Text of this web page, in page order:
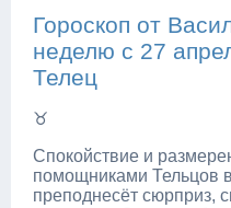
Гороскоп от
неделю с 27
Телец
♉
Спокойствие и
помощниками Тельцов
преподнесёт сюрприз,